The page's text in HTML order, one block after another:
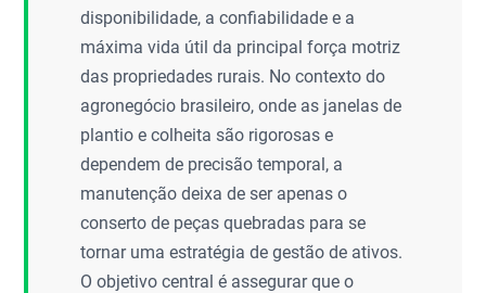
disponibilidade, a confiabilidade e a
máxima vida útil da principal força motriz
das propriedades rurais. No contexto do
agronegócio brasileiro, onde as janelas de
plantio e colheita são rigorosas e
dependem de precisão temporal, a
manutenção deixa de ser apenas o
conserto de peças quebradas para se
tornar uma estratégia de gestão de ativos.
O objetivo central é assegurar que o